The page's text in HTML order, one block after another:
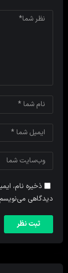
ذخیره نام،
دیدگاهی